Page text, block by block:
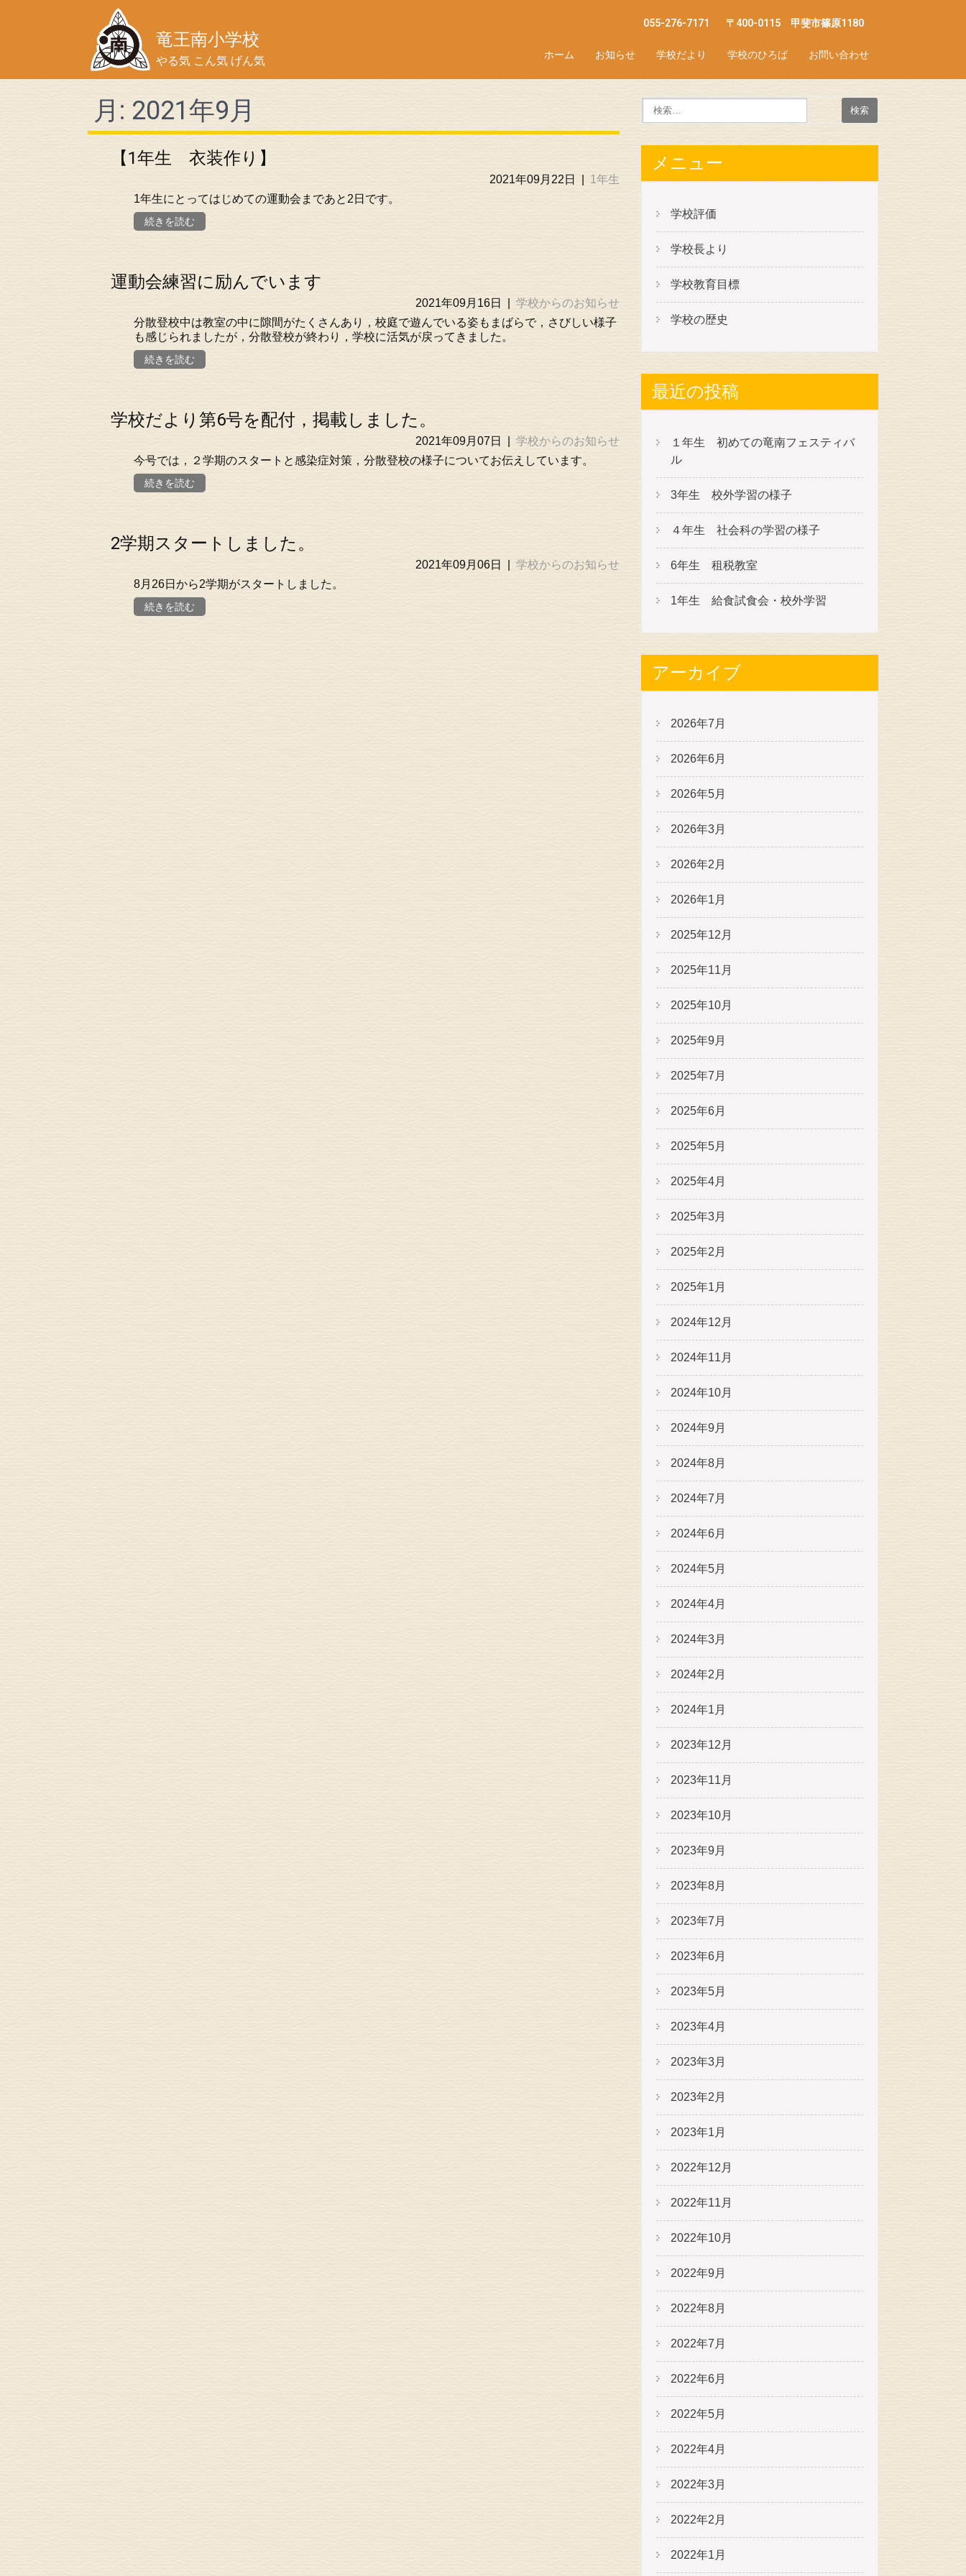
竜王南小学校
やる気 こん気 げん気
055-276-7171 〒400-0115 甲斐市篠原1180
ホーム お知らせ 学校だより 学校のひろば お問い合わせ
月: 2021年9月
【1年生 衣装作り】
2021年09月22日
1年生
1年生にとってはじめての運動会まであと2日です。
続きを読む
運動会練習に励んでいます
2021年09月16日
学校からのお知らせ
分散登校中は教室の中に隙間がたくさんあり，校庭で遊んでいる姿もまばらで，さびしい様子
も感じられましたが，分散登校が終わり，学校に活気が戻ってきました。
続きを読む
学校だより第6号を配付，掲載しました。
2021年09月07日
学校からのお知らせ
今号では，２学期のスタートと感染症対策，分散登校の様子についてお伝えしています。
続きを読む
2学期スタートしました。
2021年09月06日
学校からのお知らせ
8月26日から2学期がスタートしました。
続きを読む
メニュー
学校評価
学校長より
学校教育目標
学校の歴史
最近の投稿
１年生 初めての竜南フェスティバ
ル
3年生 校外学習の様子
４年生 社会科の学習の様子
6年生 租税教室
1年生 給食試食会・校外学習
アーカイブ
2026年7月
2026年6月
2026年5月
2026年3月
2026年2月
2026年1月
2025年12月
2025年11月
2025年10月
2025年9月
2025年7月
2025年6月
2025年5月
2025年4月
2025年3月
2025年2月
2025年1月
2024年12月
2024年11月
2024年10月
2024年9月
2024年8月
2024年7月
2024年6月
2024年5月
2024年4月
2024年3月
2024年2月
2024年1月
2023年12月
2023年11月
2023年10月
2023年9月
2023年8月
2023年7月
2023年6月
2023年5月
2023年4月
2023年3月
2023年2月
2023年1月
2022年12月
2022年11月
2022年10月
2022年9月
2022年8月
2022年7月
2022年6月
2022年5月
2022年4月
2022年3月
2022年2月
2022年1月